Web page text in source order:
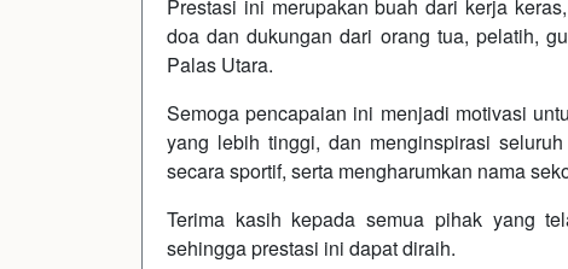
Prestasi ini merupakan buah dari kerja
doa dan dukungan dari orang tua, pelatih,
Palas Utara.
Semoga pencapaian ini menjadi motivasi
yang lebih tinggi, dan menginspirasi
secara sportif, serta mengharumkan nama
Terima kasih kepada semua pihak yang
sehingga prestasi ini dapat diraih.